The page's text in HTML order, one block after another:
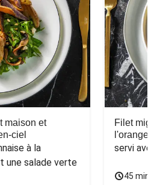
maison et
ciel
à la
une salade verte
Filet
l'orange
servi
45